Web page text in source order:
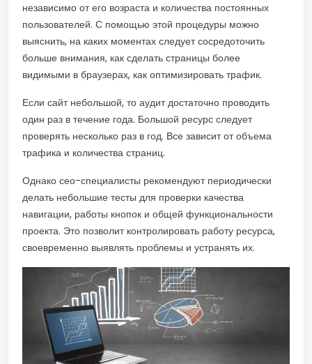
независимо от его возраста и количества постоянных
пользователей. С помощью этой процедуры можно
выяснить, на каких моментах следует сосредоточить
больше внимания, как сделать страницы более
видимыми в браузерах, как оптимизировать трафик.
Если сайт небольшой, то аудит достаточно проводить
один раз в течение года. Большой ресурс следует
проверять несколько раз в год. Все зависит от объема
трафика и количества страниц.
Однако сео-специалисты рекомендуют периодически
делать небольшие тесты для проверки качества
навигации, работы кнопок и общей функциональности
проекта. Это позволит контролировать работу ресурса,
своевременно выявлять проблемы и устранять их.